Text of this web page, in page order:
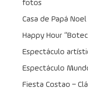
fotos
Casa de Papá
Happy Hour
Espectáculo
Espectáculo
Fiesta Costao –